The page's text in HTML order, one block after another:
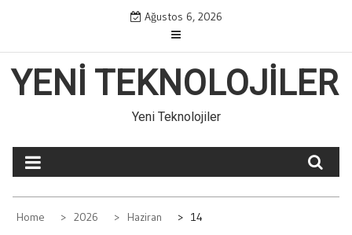
Ağustos 6, 2026
YENI TEKNOLOJILER
Yeni Teknolojiler
Home 2026 Haziran 14